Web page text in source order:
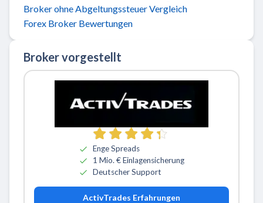
Broker ohne Abgeltungssteuer Vergleich
Forex Broker Bewertungen
Broker vorgestellt
Zu ActivTrades
Enge Spreads
1 Mio. € Einlagensicherung
Deutscher Support
ActivTrades Erfahrungen